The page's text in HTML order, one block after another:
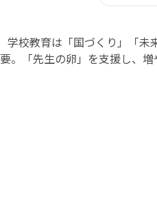
学校教育は「国づくり」「未
要。「先生の卵」を支援し、